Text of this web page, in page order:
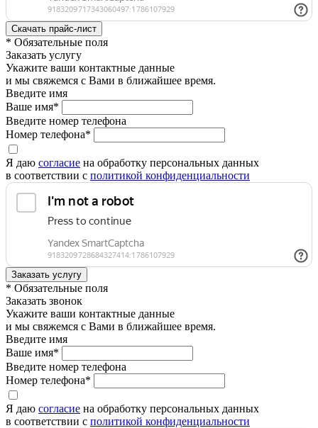
* Обязательные поля
Заказать услугу
Укажите ваши контактные данные
и мы свяжемся с Вами в ближайшее время.
Введите имя
Ваше имя*
Введите номер телефона
Номер телефона*
Я даю согласие на обработку персональных данных
в соответствии с политикой конфиденциальности
* Обязательные поля
Заказать звонок
Укажите ваши контактные данные
и мы свяжемся с Вами в ближайшее время.
Введите имя
Ваше имя*
Введите номер телефона
Номер телефона*
Я даю согласие на обработку персональных данных
в соответствии с политикой конфиденциальности